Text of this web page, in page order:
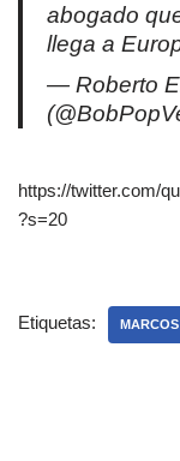
abogado
llega a
— Roberto
https://twitter.com/
?s=20
Etiquetas: